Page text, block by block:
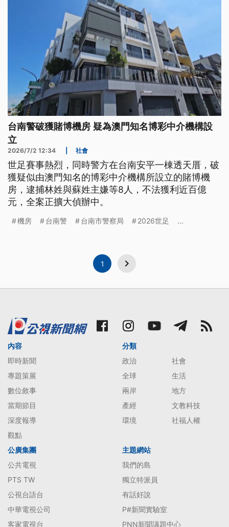
台南警破獲賭博機房 疑為澳門知名博彩中介機構設
立
2026/7/2 12:34 社會
世足賽事熱烈，同時警方在台南安平一棟透天厝，破
獲疑似由澳門知名的博彩中介機構所設立的賭博機
房，逮捕林姓與蘇姓主嫌等8人，不法獲利近百億
元，全案正擴大偵辦中。
機房 台南警 台南市警察局 2026世足 ...
1
內容
即時新聞
專題策展
數位敘事
當期節目
深度報導
觀點
分類
政治
社會
全球
生活
兩岸
地方
產經
文教科技
環境
社福人權
公廣集團
公共電視
PTS TW
公視台語台
中華電視公司
客家電視台
主題網站
我們的島
獨立特派員
有話好說
P#新聞實驗室
PNN新聞議題中心